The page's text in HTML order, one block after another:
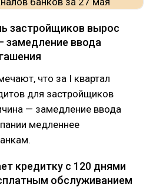
застройщиков вырос
замедление ввода
что за I квартал
для застройщиков
— замедление ввода
медленнее
кредитку с 120 днями
обслуживанием